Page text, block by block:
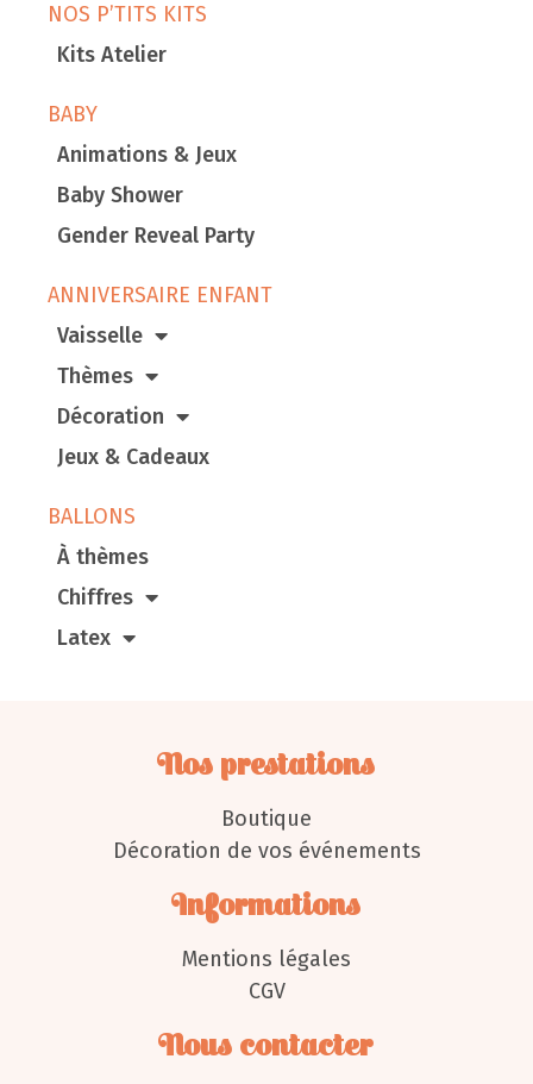
NOS P’TITS KITS
Kits Atelier
BABY
Animations & Jeux
Baby Shower
Gender Reveal Party
ANNIVERSAIRE ENFANT
Vaisselle
Thèmes
Décoration
Jeux & Cadeaux
BALLONS
À thèmes
Chiffres
Latex
Nos prestations
Boutique
Décoration de vos événements
Informations
Mentions légales
CGV
Nous contacter